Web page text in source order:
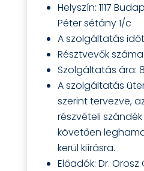
Helyszín: 1117
Péter sétány 1/c
A szolgáltatás
Résztvevők
Szolgáltatás ára:
A szolgáltatás
szerint tervezve,
részvételi
követően
kerül kiírásra.
Előadók: Dr.